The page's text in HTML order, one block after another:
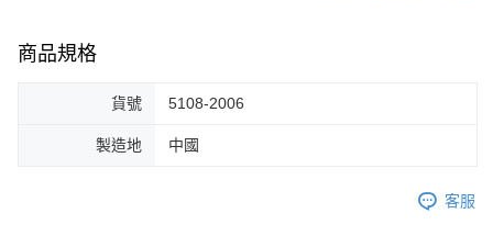
商品規格
貨號 5108-2006
製造地 中國
客服